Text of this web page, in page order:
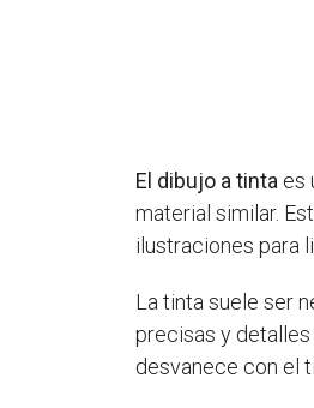
El dibujo a tinta es
material similar.
ilustraciones para
La tinta suele ser
precisas y
desvanece con el